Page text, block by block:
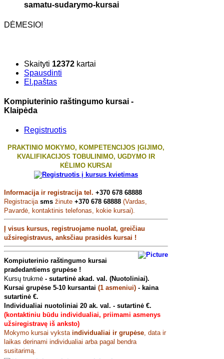
samatu-sudarymo-kursai
DĖMESIO!
Skaityti 12372 kartai
Spausdinti
El.paštas
Kompiuterinio raštingumo kursai -
Klaipėda
Registruotis
PRAKTINIO MOKYMO, KOMPETENCIJOS ĮGIJIMO,
KVALIFIKACIJOS TOBULINIMO, UGDYMO IR
KĖLIMO KURSAI
Informacija ir registracija tel. +370 678 68888
Registracija sms žinute +370 678 68888 (Vardas,
Pavardė, kontaktinis telefonas, kokie kursai).
Į visus kursus, registruojame nuolat, greičiau
užsiregistravus, anksčiau prasidės kursai !
Kompiuterinio raštingumo kursai
pradedantiems grupėse !
Kursų trukmė - sutartinė akad. val. (Nuotoliniai).
Kursai grupėse 5-10 kursantai (1 asmeniui) - kaina
sutartinė €.
Individualiai nuotoliniai 20 ak. val. - sutartinė €.
(kontaktiniu būdu individualiai, priimami asmenys
užsiregistravę iš anksto)
Mokymo kursai vyksta individualiai ir grupėse, data ir
laikas derinami individualiai arba pagal bendra
susitarimą.